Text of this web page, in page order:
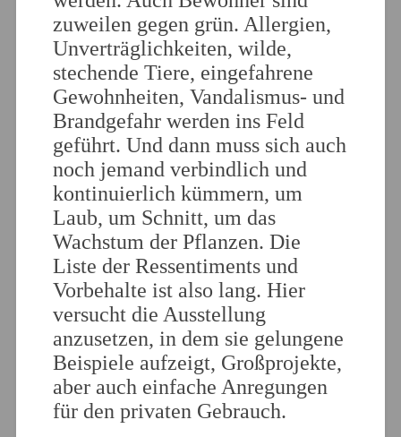
zuweilen gegen grün. Allergien,
Unverträglichkeiten, wilde,
stechende Tiere, eingefahrene
Gewohnheiten, Vandalismus- und
Brandgefahr werden ins Feld
geführt. Und dann muss sich auch
noch jemand verbindlich und
kontinuierlich kümmern, um
Laub, um Schnitt, um das
Wachstum der Pflanzen. Die
Liste der Ressentiments und
Vorbehalte ist also lang. Hier
versucht die Ausstellung
anzusetzen, in dem sie gelungene
Beispiele aufzeigt, Großprojekte,
aber auch einfache Anregungen
für den privaten Gebrauch.